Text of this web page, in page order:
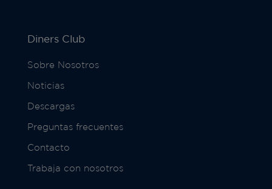
Diners Club
Sobre Nosotros
Noticias
Descargas
Preguntas frecuentes
Contacto
Trabaja con nosotros